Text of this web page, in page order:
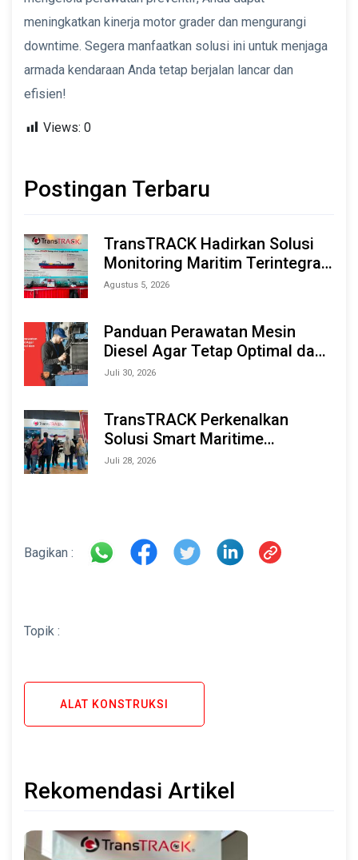
meningkatkan kinerja motor grader dan mengurangi
downtime. Segera manfaatkan solusi ini untuk menjaga
armada kendaraan Anda tetap berjalan lancar dan
efisien!
Views: 0
Postingan Terbaru
TransTRACK Hadirkan Solusi
Monitoring Maritim Terintegrasi
Berbasis AI & IoT di Indonesia
Agustus 5, 2026
Panduan Perawatan Mesin
Diesel Agar Tetap Optimal dan
Tahan Lama
Juli 30, 2026
TransTRACK Perkenalkan
Solusi Smart Maritime
Monitoring Berbasis AI dan IoT
Juli 28, 2026
Bagikan :
Topik :
ALAT KONSTRUKSI
Rekomendasi Artikel